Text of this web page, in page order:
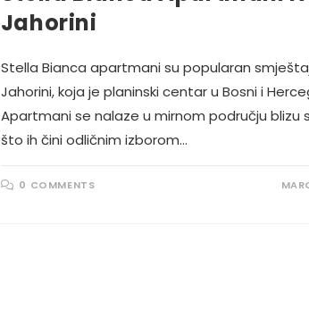
Jahorini
Stella Bianca apartmani su popularan
Jahorini, koja je planinski centar u Bosni i
Apartmani se nalaze u mirnom području blizu
što ih čini odličnim izborom…
0 COMMENTS